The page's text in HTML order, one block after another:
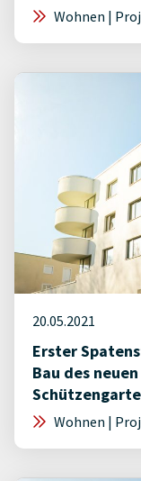
Wohnen |
20.05.2021
Erster
Bau des
Wohnen |